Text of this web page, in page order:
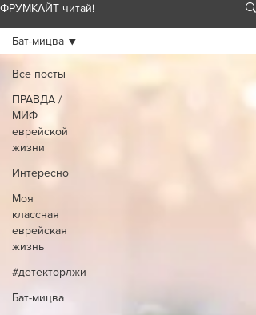
ФРУМКАЙТ читай!
Все посты
ПРАВДА /
МИФ
еврейской
жизни
Интересно
Моя
классная
еврейская
жизнь
#детекторлжи
Бат-мицва
Бат-мицва